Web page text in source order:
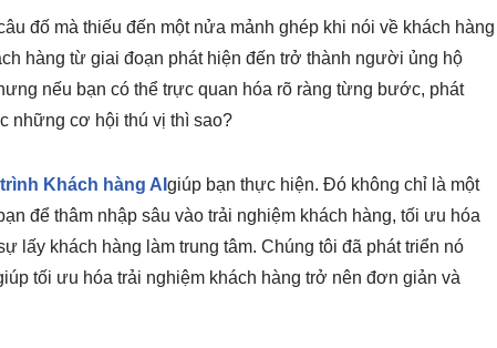
đố mà thiếu đến một nửa mảnh ghép khi nói về khách hàng
hàng từ giai đoạn phát hiện đến trở thành người ủng hộ
nếu bạn có thể trực quan hóa rõ ràng từng bước, phát
những cơ hội thú vị thì sao?
Khách hàng AI giúp bạn thực hiện. Đó không chỉ là một
để thâm nhập sâu vào trải nghiệm khách hàng, tối ưu hóa
lấy khách hàng làm trung tâm. Chúng tôi đã phát triển nó
tối ưu hóa trải nghiệm khách hàng trở nên đơn giản và